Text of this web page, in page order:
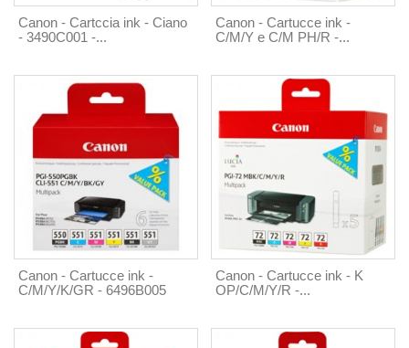
Canon - Cartccia ink - Ciano
- 3490C001 -...
Canon - Cartucce ink -
C/M/Y e C/M PH/R -...
Canon - Cartucce ink -
C/M/Y/K/GR - 6496B005
Canon - Cartucce ink - K
OP/C/M/Y/R -...